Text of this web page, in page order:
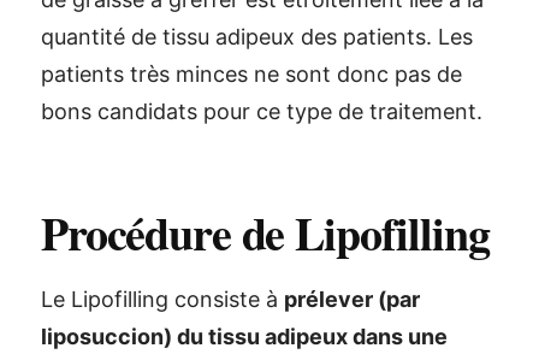
quantité de tissu adipeux des patients. Les
patients très minces ne sont donc pas de
bons candidats pour ce type de traitement.
Procédure de Lipofilling
Le Lipofilling consiste à prélever (par
liposuccion) du tissu adipeux dans une